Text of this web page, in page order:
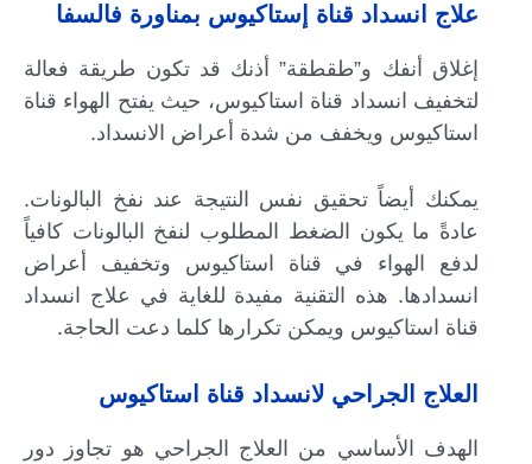
علاج انسداد قناة إستاكيوس بمناورة فالسفا
إغلاق أنفك و”طقطقة” أذنك قد تكون طريقة فعالة
لتخفيف انسداد قناة استاكيوس، حيث يفتح الهواء قناة
استاكيوس ويخفف من شدة أعراض الانسداد.
يمكنك أيضاً تحقيق نفس النتيجة عند نفخ البالونات.
عادةً ما يكون الضغط المطلوب لنفخ البالونات كافياً
لدفع الهواء في قناة استاكيوس وتخفيف أعراض
انسدادها. هذه التقنية مفيدة للغاية في علاج انسداد
قناة استاكيوس ويمكن تكرارها كلما دعت الحاجة.
العلاج الجراحي لانسداد قناة استاكيوس
الهدف الأساسي من العلاج الجراحي هو تجاوز دور